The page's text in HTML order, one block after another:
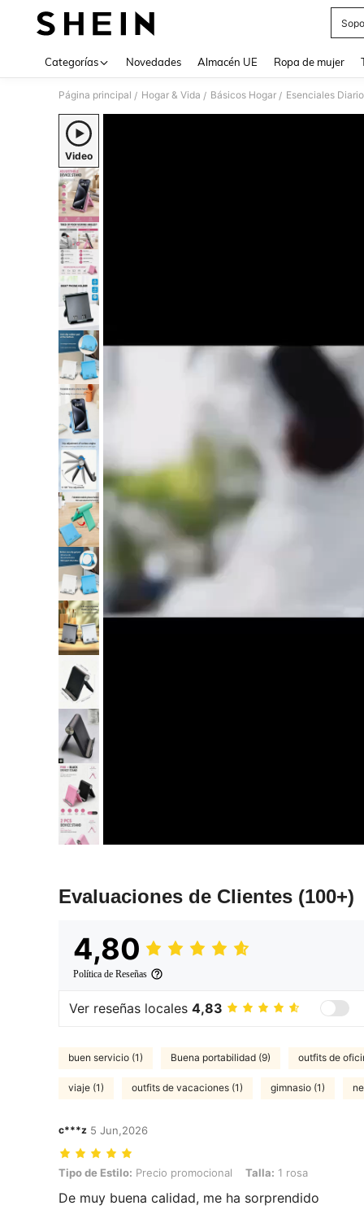
Categorías Novedades Almacén UE Ropa de mujer
Página principal / Hogar & Vida / Básicos Hogar / Esenciales
Video
Evaluaciones de Clientes (100+)
4,80
Política de Reseñas
Ver reseñas locales 4,83
buen servicio (1) Buena portabilidad (9) outfits de
viaje (1) outfits de vacaciones (1) gimnasio (1)
c***z 5 Jun,2026
Tipo de Estilo: Precio promocional, Talla: 1 rosa
Tipo de Estilo: Precio promocional Talla: 1 rosa
De muy buena calidad, me ha sorprendido